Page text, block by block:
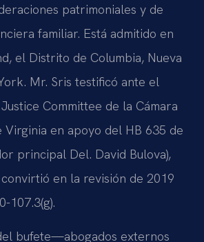
patrimoniales y de
familiar. Está admitido en
el Distrito de Columbia, Nueva
Mr. Sris testificó ante el
Committee de la Cámara
Virginia en apoyo del HB 635 de
principal Del. David Bulova),
en la revisión de 2019
107.3(g).
bufete—abogados externos